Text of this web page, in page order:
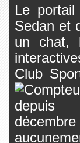
Le
Sedan et
un chat,
Club